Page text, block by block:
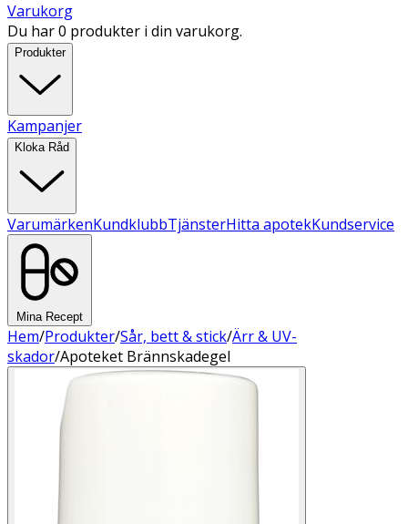
Varukorg
Du har 0 produkter i din varukorg.
Produkter
Kampanjer
Kloka Råd
VarumärkenKundklubbTjänsterHitta apotekKundservice
Mina Recept
Hem/Produkter/Sår, bett & stick/Ärr & UV-
skador/Apoteket Brännskadegel